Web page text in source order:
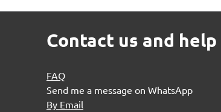
Contact us and help
FAQ
Send me a message on WhatsApp
By Email